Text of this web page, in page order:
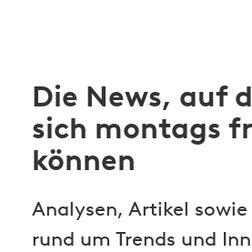
Die News, auf
sich montags
können
Analysen, Artikel
rund um Trends und